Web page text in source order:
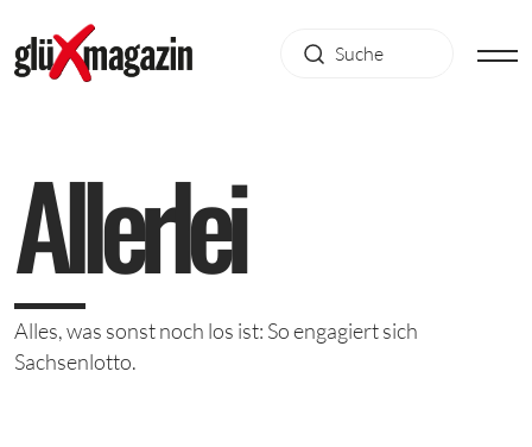
Allerlei
Alles, was sonst noch los ist: So engagiert sich
Sachsenlotto.